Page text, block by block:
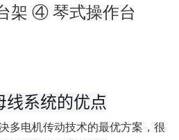
架 ④ 琴式操作台
线系统的优点
系统再生能量加以
来源：知乎 著作权
业转载请联系作者
多电机传动技术的最优方案，很